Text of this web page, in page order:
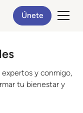
Únete
y conmigo,
tu bienestar y